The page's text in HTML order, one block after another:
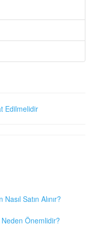
Edilmelidir
Satın Alınır?
Önemlidir?